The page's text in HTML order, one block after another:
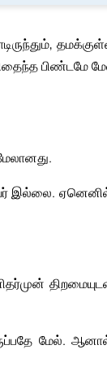
பிண்டமே
இல்லை.
மேல்.